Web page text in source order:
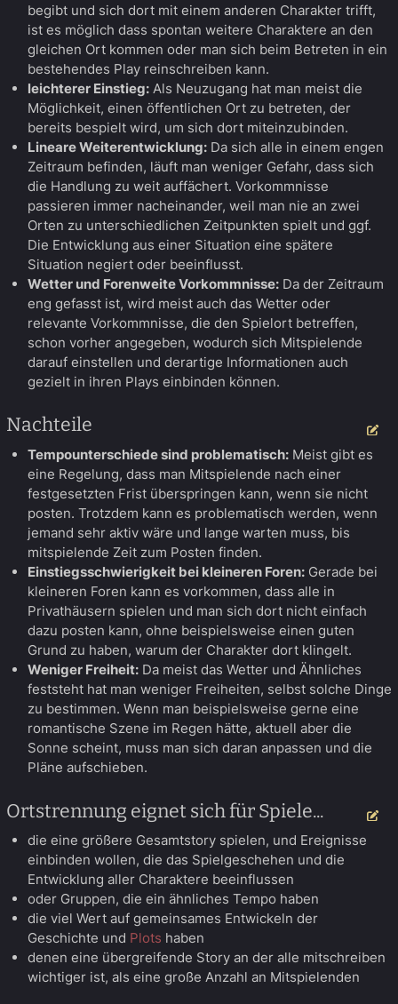
begibt und sich dort mit einem anderen Charakter trifft,
ist es möglich dass spontan weitere Charaktere an den
gleichen Ort kommen oder man sich beim Betreten in ein
bestehendes Play reinschreiben kann.
leichterer Einstieg: Als Neuzugang hat man meist die
Möglichkeit, einen öffentlichen Ort zu betreten, der
bereits bespielt wird, um sich dort miteinzubinden.
Lineare Weiterentwicklung: Da sich alle in einem engen
Zeitraum befinden, läuft man weniger Gefahr, dass sich
die Handlung zu weit auffächert. Vorkommnisse
passieren immer nacheinander, weil man nie an zwei
Orten zu unterschiedlichen Zeitpunkten spielt und ggf.
Die Entwicklung aus einer Situation eine spätere
Situation negiert oder beeinflusst.
Wetter und Forenweite Vorkommnisse: Da der Zeitraum
eng gefasst ist, wird meist auch das Wetter oder
relevante Vorkommnisse, die den Spielort betreffen,
schon vorher angegeben, wodurch sich Mitspielende
darauf einstellen und derartige Informationen auch
gezielt in ihren Plays einbinden können.
Nachteile
Tempounterschiede sind problematisch: Meist gibt es
eine Regelung, dass man Mitspielende nach einer
festgesetzten Frist überspringen kann, wenn sie nicht
posten. Trotzdem kann es problematisch werden, wenn
jemand sehr aktiv wäre und lange warten muss, bis
mitspielende Zeit zum Posten finden.
Einstiegsschwierigkeit bei kleineren Foren: Gerade bei
kleineren Foren kann es vorkommen, dass alle in
Privathäusern spielen und man sich dort nicht einfach
dazu posten kann, ohne beispielsweise einen guten
Grund zu haben, warum der Charakter dort klingelt.
Weniger Freiheit: Da meist das Wetter und Ähnliches
feststeht hat man weniger Freiheiten, selbst solche Dinge
zu bestimmen. Wenn man beispielsweise gerne eine
romantische Szene im Regen hätte, aktuell aber die
Sonne scheint, muss man sich daran anpassen und die
Pläne aufschieben.
Ortstrennung eignet sich für Spiele...
die eine größere Gesamtstory spielen, und Ereignisse
einbinden wollen, die das Spielgeschehen und die
Entwicklung aller Charaktere beeinflussen
oder Gruppen, die ein ähnliches Tempo haben
die viel Wert auf gemeinsames Entwickeln der
Geschichte und Plots haben
denen eine übergreifende Story an der alle mitschreiben
wichtiger ist, als eine große Anzahl an Mitspielenden